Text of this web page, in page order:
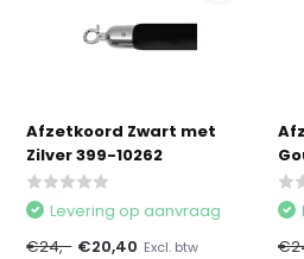
Afzetkoord Zwart met
Zilver 399-10262
Levering op aanvraag
€24,- €20,40 Excl. btw